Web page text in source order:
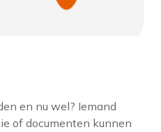
en nu wel? Iemand
of documenten kunnen